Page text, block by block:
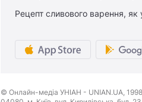
Рецепт сливового варення, як
© Онлайн-медіа УНІАН - UNIAN.UA,